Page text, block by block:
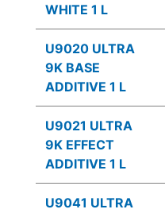
WHITE 1 L
U9020 ULTRA
9K BASE
ADDITIVE 1 L
U9021 ULTRA
9K EFFECT
ADDITIVE 1 L
U9041 ULTRA